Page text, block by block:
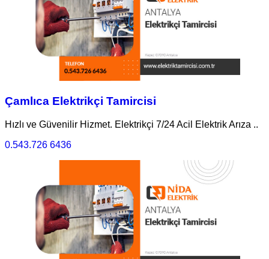
Çamlıca Elektrikçi Tamircisi
Hızlı ve Güvenilir Hizmet. Elektrikçi 7/24 Acil Elektrik Arıza ..
0.543.726 6436